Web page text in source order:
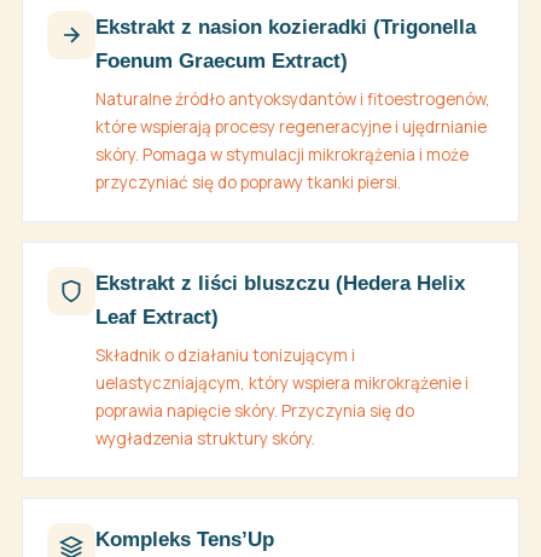
Ekstrakt z nasion kozieradki (Trigonella
Foenum Graecum Extract)
Naturalne źródło antyoksydantów i fitoestrogenów,
które wspierają procesy regeneracyjne i ujędrnianie
skóry. Pomaga w stymulacji mikrokrążenia i może
przyczyniać się do poprawy tkanki piersi.
Ekstrakt z liści bluszczu (Hedera Helix
Leaf Extract)
Składnik o działaniu tonizującym i
uelastyczniającym, który wspiera mikrokrążenie i
poprawia napięcie skóry. Przyczynia się do
wygładzenia struktury skóry.
Kompleks Tens’Up